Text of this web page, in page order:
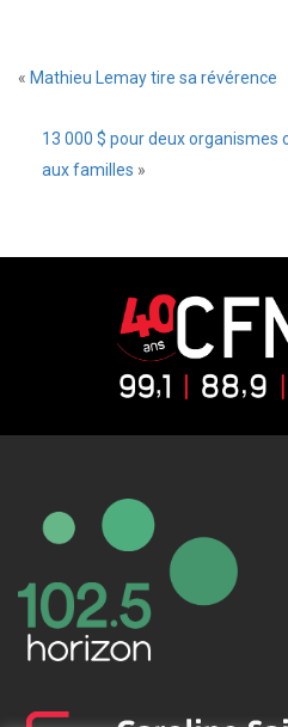
« Mathieu Lemay tire sa révérence
13 000 $ pour deux
aux familles »